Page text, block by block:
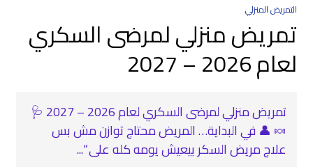
التمريض المنزلي
تمريض منزلي لمرضى السكري
لعام 2026 – 2027
تمريض منزلي لمرضى السكري لعام 2026 – 2027 🩺
🍬 👤 في البداية… المريض محتاج توازن مش بس
علاج مريض السكر بيعيش يومه كله على “...